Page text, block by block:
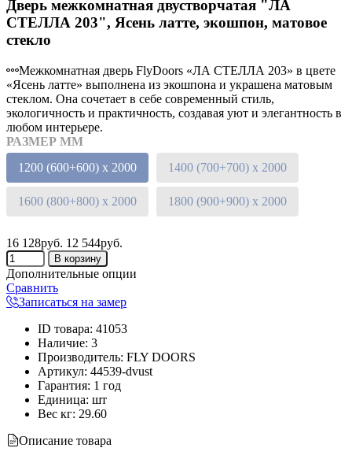
Дверь межкомнатная двустворчатая "ЛА
СТЕЛЛА 203", Ясень латте, экошпон, матовое
стекло
Межкомнатная дверь FlyDoors «ЛА СТЕЛЛА 203» в цвете
«Ясень латте» выполнена из экошпона и украшена матовым
стеклом. Она сочетает в себе современный стиль,
экологичность и практичность, создавая уют и элегантность в
любом интерьере.
РАЗМЕР ММ
1200 (600+600) х 2000
1400 (700+700) х 2000
1600 (800+800) х 2000 1800 (900+900) х 2000
16 128руб. 12 544руб.
Дополнительные опции
Сравнить
Записаться на замер
ID товара: 41053
Наличие: 3
Производитель: FLY DOORS
Артикул: 44539-dvust
Гарантия: 1 год
Единица: шт
Вес кг: 29.60
Описание товара